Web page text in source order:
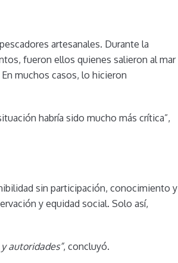
artesanales. Durante la
fueron ellos quienes salieron al mar
muchos casos, lo hicieron
habría sido mucho más crítica”,
sin participación, conocimiento y
y equidad social. Solo así,
autoridades”, concluyó.